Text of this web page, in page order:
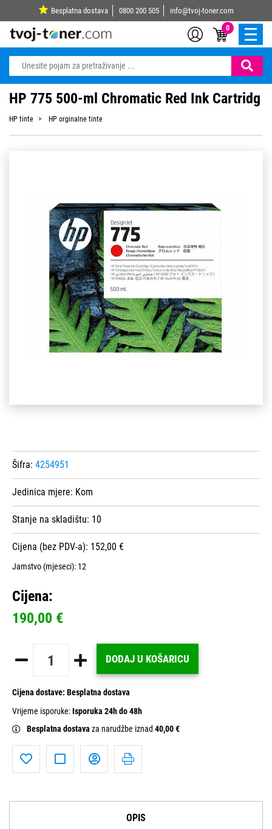
Besplatna dostava 0800 200 505 info@tvoj-toner.com
0
HP 775 500-ml Chromatic Red Ink Cartridg
HP tinte HP orginalne tinte
Šifra: 4254951
Jedinica mjere: Kom
Stanje na skladištu: 10
Cijena (bez PDV-a): 152,00 €
Jamstvo (mjeseci): 12
Cijena:
190,00 €
DODAJ U KOŠARICU
Cijena dostave: Besplatna dostava
Vrijeme isporuke:Isporuka 24h do 48h
Besplatna dostava za narudžbe iznad 40,00 €
OPIS